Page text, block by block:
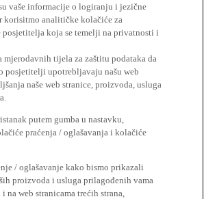
vaše informacije o logiranju i jezične
korisitmo analitičke kolačiće za
posjetitelja koja se temelji na privatnosti i
mjerodavnih tijela za zaštitu podataka da
posjetitelji upotrebljavaju našu web
naše web stranice, proizvoda, usluga
putem gumba u nastavku,
praćenja / oglašavanja i kolačiće
/ oglašavanje kako bismo prikazali
proizvoda i usluga prilagođenih vama
na web stranicama trećih strana,